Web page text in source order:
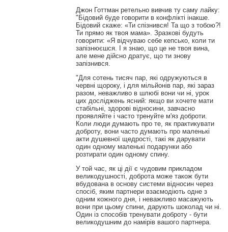
Джон Готтман ретельно вивчив ту саму лайку:
"Бідовий буде говорити в конфлікті інакше.
Бідовий скаже: «Ти спізнився! Та що з тобою?!
Ти прямо як твоя мама». Зразкові будуть
говорити: «Я відчуваю себе кепсько, коли ти
запізнюєшся. І я знаю, що це не твоя вина,
але мене дійсно дратує, що ти знову
запізнився.
"Для сотень тисяч пар, які одружуються в
червні щороку, і для мільйонів пар, які зараз
разом, неважливо в шлюбі вони чи ні, урок
цих досліджень ясний: якщо ви хочете мати
стабільні, здорові відносини, завчасно
проявляйте і часто тренуйте м'яз доброти.
Коли люди думають про те, як практикувати
доброту, вони часто думають про маленькі
акти душевної щедрості, такі як дарувати
один одному маленькі подарунки або
розтирати один одному спину.
У той час, як ці дії є чудовим прикладом
великодушності, доброта може також бути
вбудована в основу системи відносин через
спосіб, яким партнери взаємодіють одне з
одним кожного дня, і неважливо масажують
вони при цьому спини, дарують шоколад чи ні.
Один із способів тренувати доброту - бути
великодушним до намірів вашого партнера.